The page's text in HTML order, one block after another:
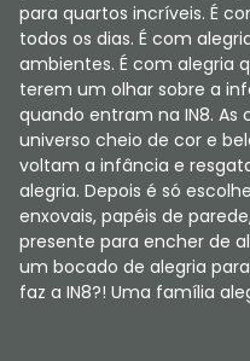
para quartos incríveis. É
todos os dias. É com
ambientes. É com alegria
terem um olhar sobre a
quando entram na IN8.
universo cheio de cor e
voltam a infância e
alegria. Depois é só
enxovais, papéis de
presente para encher de
um bocado de alegria
faz a IN8?! Uma família